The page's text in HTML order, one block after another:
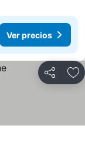
Ver precios
Compartir